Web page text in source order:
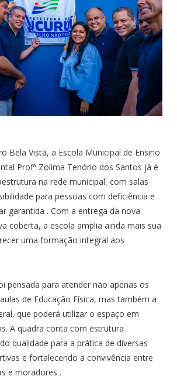
Bela Vista, a Escola Municipal de Ensino
Profª Zolima Tenório dos Santos já é
na rede municipal, com salas
para pessoas com deficiência e
garantida . Com a entrega da nova
coberta, a escola amplia ainda mais sua
uma formação integral aos
pensada para atender não apenas os
de Educação Física, mas também a
que poderá utilizar o espaço em
A quadra conta com estrutura
qualidade para a prática de diversas
e fortalecendo a convivência entre
e moradores .